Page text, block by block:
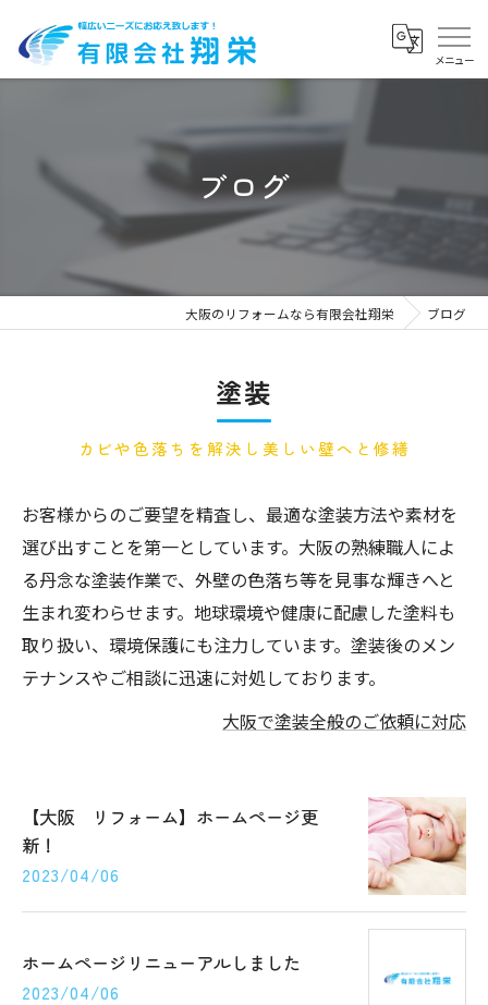
ブログ
大阪のリフォームなら有限会社翔栄 ブログ
塗装
カビや色落ちを解決し美しい壁へと修繕
お客様からのご要望を精査し、最適な塗装方法や素材を
選び出すことを第一としています。大阪の熟練職人によ
る丹念な塗装作業で、外壁の色落ち等を見事な輝きへと
生まれ変わらせます。地球環境や健康に配慮した塗料も
取り扱い、環境保護にも注力しています。塗装後のメン
テナンスやご相談に迅速に対処しております。
大阪で塗装全般のご依頼に対応
【大阪 リフォーム】ホームページ更
新！
2023/04/06
ホームページリニューアルしました
2023/04/06